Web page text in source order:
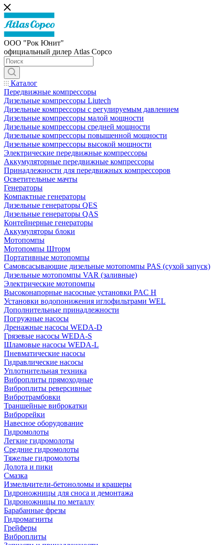
ООО "Рок Юнит"
официальный дилер Atlas Copco
Каталог
Передвижные компрессоры
Дизельные компрессоры Liutech
Дизельные компрессоры с регулируемым давлением
Дизельные компрессоры малой мощности
Дизельные компрессоры средней мощности
Дизельные компрессоры повышенной мощности
Дизельные компрессоры высокой мощности
Электрические передвижные компрессоры
Аккумуляторные передвижные компрессоры
Принадлежности для передвижных компрессоров
Осветительные мачты
Генераторы
Компактные генераторы
Дизельные генераторы QES
Дизельные генераторы QAS
Контейнерные генераторы
Аккумуляторы блоки
Мотопомпы
Мотопомпы Шторм
Портативные мотопомпы
Самовсасывающие дизельные мотопомпы PAS (сухой запуск)
Дизельные мотопомпы VAR (заливные)
Электрические мотопомпы
Высоконапорные насосные установки PAC H
Установки водопонижения иглофильтрами WEL
Дополнительные принадлежности
Погружные насосы
Дренажные насосы WEDA-D
Грязевые насосы WEDA-S
Шламовые насосы WEDA-L
Пневматические насосы
Гидравлические насосы
Уплотнительная техника
Виброплиты прямоходные
Виброплиты реверсивные
Вибротрамбовки
Траншейные виброкатки
Виброрейки
Навесное оборудование
Гидромолоты
Легкие гидромолоты
Средние гидромолоты
Тяжелые гидромолоты
Долота и пики
Смазка
Измельчители-бетоноломы и крашеры
Гидроножницы для сноса и демонтажа
Гидроножницы по металлу
Барабанные фрезы
Гидромагниты
Грейферы
Виброплиты